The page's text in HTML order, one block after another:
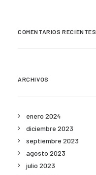
COMENTARIOS RECIENTES
ARCHIVOS
enero 2024
diciembre 2023
septiembre 2023
agosto 2023
julio 2023